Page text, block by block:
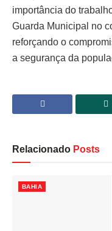
importância do
Guarda Municipal no
reforçando o
a segurança da
Relacionado Posts
BAHIA